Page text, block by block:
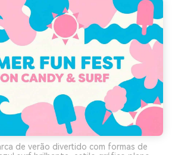
de verão divertido com formas de